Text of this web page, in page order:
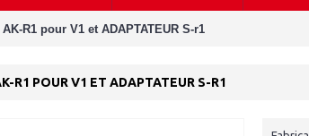
R1 pour V1 et ADAPTATEUR S-r1
R1 POUR V1 ET ADAPTATEUR S-R1